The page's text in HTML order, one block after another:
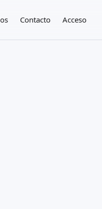
Contacto Acceso